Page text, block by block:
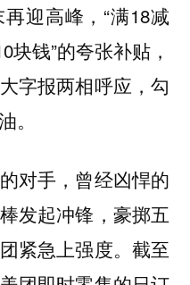
迎高峰，“满18减
块钱”的夸张补贴，
字报两相呼应，勾
。
对手，曾经凶悍的
发起冲锋，豪掷五
紧急上强度。截至